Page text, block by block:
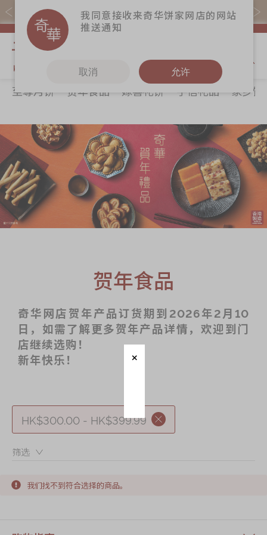
易赏钱会员凭推广码购买现货产品可赚易赏钱($5=1分)
关于奇华
最新推广
分店网络
商务销售
嫁喜须知
奇华网志
奇华饼食
贺年食品
嫁喜礼饼
手信礼品
家乡饼食
时令食品
迪士尼系列
奇华LINE
FRIENDS礼盒
所有产品
产品价目表
更多
奇华工作坊
奇华茶室
联络奇华
加入奇华
至尊月饼 贺年食品 嫁喜礼饼 手信礼品
家乡饼
贺年食品
奇华网店贺年产品订货期到2026年2月10
日，如需了解更多贺年产品详情，欢迎到门
店继续选购！
新年快乐！
HK$300.00 - HK$399.99
筛选：
我们找不到符合选择的商品。
我同意接收来奇华饼家网店的网站
推送通知
取消 允许